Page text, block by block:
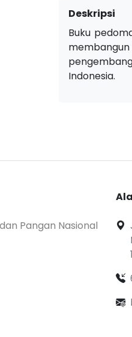
Deskripsi
Buku
Indonesia.
Pangan Nasional